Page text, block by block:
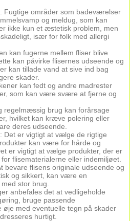
Fugtige områder som badeværelser
og meldug, som kan
ikke kun et æstetisk problem, men
især for folk med allergi
kan fugerne mellem fliser blive
kan påvirke flisernes udseende og
kan tillade vand at sive ind bag
skader.
kan fedt og andre madrester
som kan være svære at fjerne og
regelmæssig brug kan forårsage
hvilket kan kræve polering eller
deres udseende.
Det er vigtigt at vælge de rigtige
kan være for hårde og
er vigtigt at vælge produkter, der er
flisematerialerne eller indemiljøet.
bevare flisens originale udseende og
og sikkert, kan være en
stor brug.
anbefales det at vedligeholde
bruge passende
øje med eventuelle tegn på skader
hurtigt.